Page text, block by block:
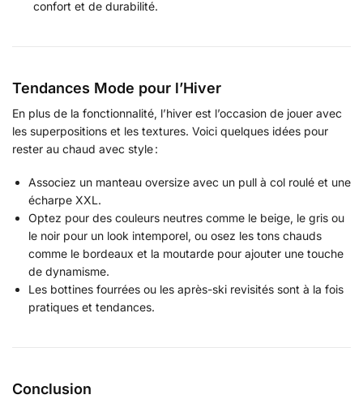
confort et de durabilité.
Tendances Mode pour l’Hiver
En plus de la fonctionnalité, l’hiver est l’occasion de jouer avec
les superpositions et les textures. Voici quelques idées pour
rester au chaud avec style :
Associez un manteau oversize avec un pull à col roulé et une
écharpe XXL.
Optez pour des couleurs neutres comme le beige, le gris ou
le noir pour un look intemporel, ou osez les tons chauds
comme le bordeaux et la moutarde pour ajouter une touche
de dynamisme.
Les bottines fourrées ou les après-ski revisités sont à la fois
pratiques et tendances.
Conclusion